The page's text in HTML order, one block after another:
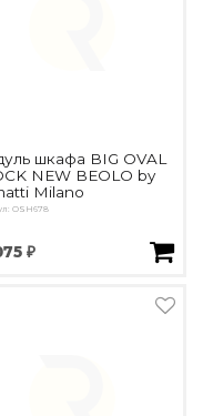
шкафа BIG OVAL
NEW BEOLO by
Milano
OSH678
₽